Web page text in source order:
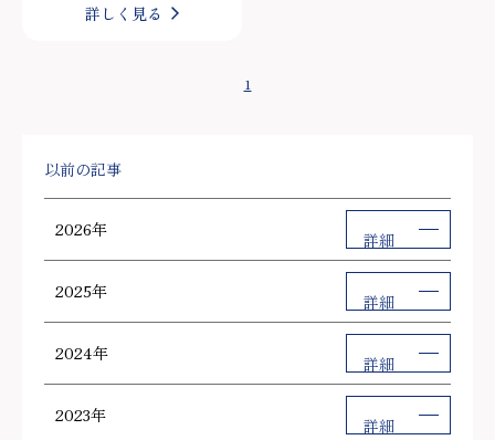
詳しく見る
1
以前の記事
2026年 詳細
2025年 詳細
2024年 詳細
2023年 詳細